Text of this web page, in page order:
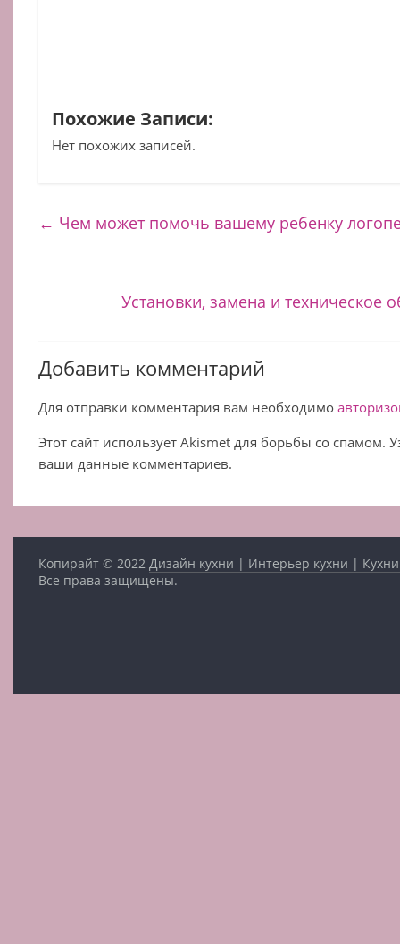
Похожие Записи:
Нет похожих записей.
← Чем может помочь вашему ребенку
Установки, замена и техническое
Добавить комментарий
Для отправки комментария вам необходимо
Этот сайт использует Akismet для борьбы со спамом.
ваши данные комментариев.
Копирайт © 2022Дизайн кухни | Интерьер кухни |
Все права защищены.